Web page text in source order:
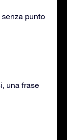
senza punto
una frase